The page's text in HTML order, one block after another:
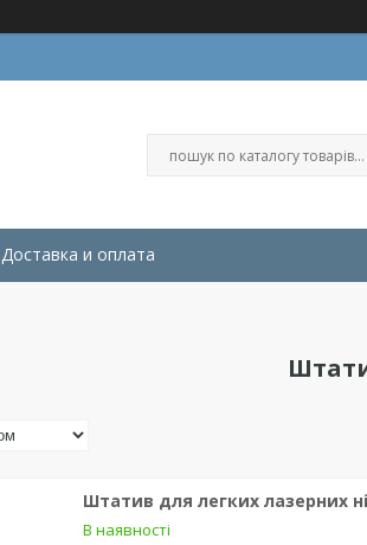
Доставка и оплата
Штатив для легких лазерних
В наявності